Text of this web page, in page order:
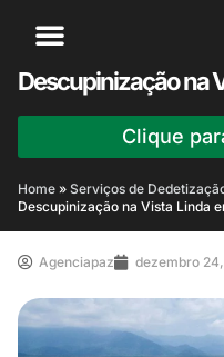
Descupinização na
Clique
Home » Serviços de
Descupinização na Vista Linda
Agenciapaz dezembro